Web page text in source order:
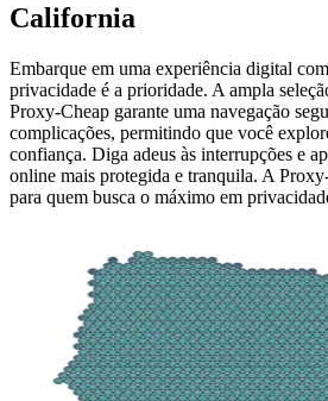
California
Embarque em uma experiência digital
privacidade é a prioridade. A ampla
Proxy-Cheap garante uma navegação
complicações, permitindo que você
confiança. Diga adeus às interrupções e
online mais protegida e tranquila. A
para quem busca o máximo em